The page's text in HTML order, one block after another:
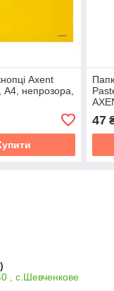
Axent
А4, непрозора,
47
, с.Шевченкове